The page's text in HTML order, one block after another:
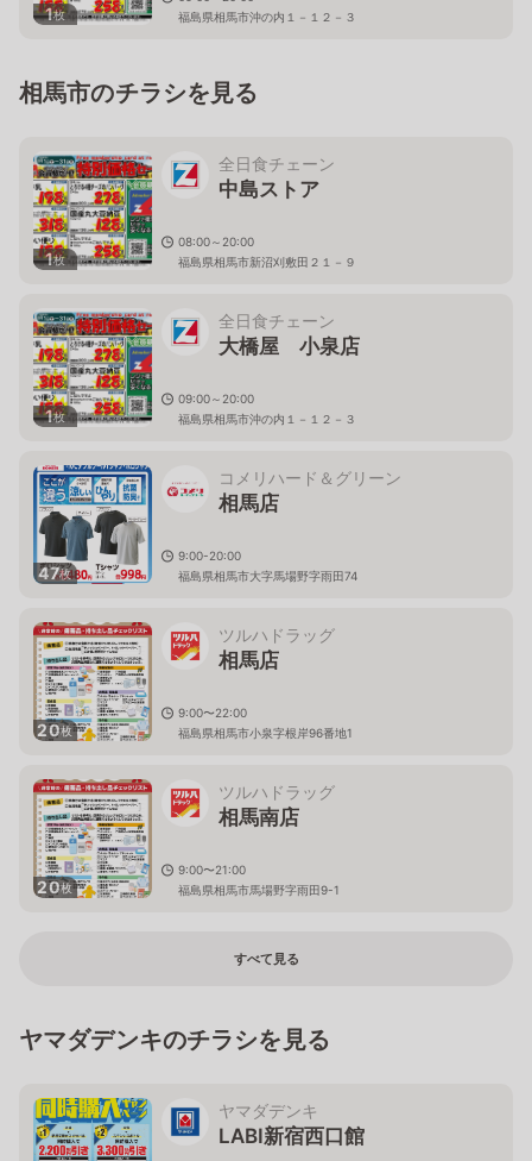
1枚
福島県相馬市沖の内１－１２－３
相馬市のチラシを見る
1枚
全日食チェーン
中島ストア
08:00～20:00
福島県相馬市新沼刈敷田２１－９
1枚
全日食チェーン
大橋屋 小泉店
09:00～20:00
福島県相馬市沖の内１－１２－３
47枚
コメリハード＆グリーン
相馬店
9:00-20:00
福島県相馬市大字馬場野字雨田74
20枚
ツルハドラッグ
相馬店
9:00〜22:00
福島県相馬市小泉字根岸96番地1
20枚
ツルハドラッグ
相馬南店
9:00〜21:00
福島県相馬市馬場野字雨田9-1
すべて見る
ヤマダデンキのチラシを見る
ヤマダデンキ
LABI新宿西口館